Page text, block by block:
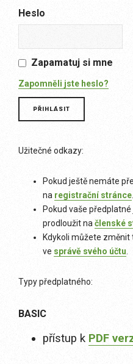
Heslo
Zapamatuj si mne
Zapomněli jste heslo?
Užitečné odkazy:
Pokud ještě nemáte
na registrační stránce
Pokud vaše
prodloužit na členské
Kdykoli můžete
ve správě svého účtu
Typy předplatného:
BASIC
přístup k PDF